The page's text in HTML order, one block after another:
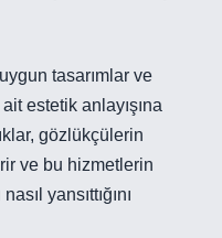
tasarımlar ve
estetik anlayışına
gözlükçülerin
ve bu hizmetlerin
yansıttığını